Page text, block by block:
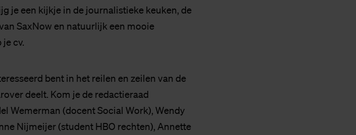
je een kijkje in de journalistieke keuken, de
SaxNow en natuurlijk een mooie
cv.
bent in het reilen en zeilen van de
deelt. Kom je de redactieraad
Wemerman (docent Social Work), Wendy
Nijmeijer (student HBO rechten), Annette